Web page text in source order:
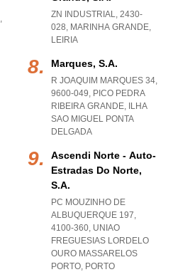
,
ZN INDUSTRIAL, 2430-
028, MARINHA GRANDE,
LEIRIA
Marques, S.a.
R JOAQUIM MARQUES 34,
9600-049, PICO PEDRA
RIBEIRA GRANDE, ILHA
SAO MIGUEL PONTA
DELGADA
Ascendi Norte - Auto-
Estradas Do Norte,
S.a.
PC MOUZINHO DE
ALBUQUERQUE 197,
4100-360, UNIAO
FREGUESIAS LORDELO
OURO MASSARELOS
PORTO, PORTO